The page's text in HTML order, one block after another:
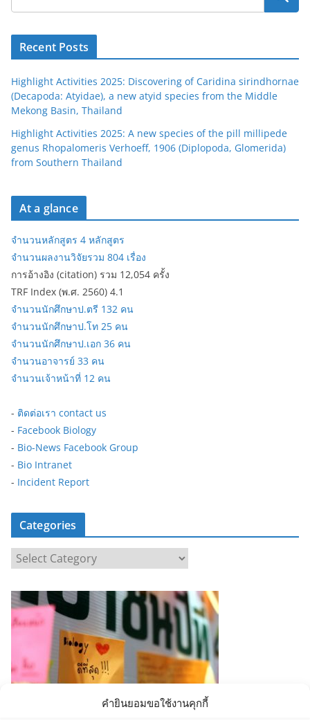
คำยินยอมขอใช้งานคุกกี้
Recent Posts
Highlight Activities 2025: Discovering of Caridina sirindhornae
(Decapoda: Atyidae), a new atyid species from the Middle
Mekong Basin, Thailand
Highlight Activities 2025: A new species of the pill millipede
genus Rhopalomeris Verhoeff, 1906 (Diplopoda, Glomerida)
from Southern Thailand
At a glance
จำนวนหลักสูตร 4 หลักสูตร
จำนวนผลงานวิจัยรวม 804 เรื่อง
การอ้างอิง (citation) รวม 12,054 ครั้ง
TRF Index (พ.ศ. 2560) 4.1
จำนวนนักศึกษาป.ตรี 132 คน
จำนวนนักศึกษาป.โท 25 คน
จำนวนนักศึกษาป.เอก 36 คน
จำนวนอาจารย์ 33 คน
จำนวนเจ้าหน้าที่ 12 คน
- ติดต่อเรา contact us
- Facebook Biology
- Bio-News Facebook Group
- Bio Intranet
- Incident Report
Categories
t
e
g
i